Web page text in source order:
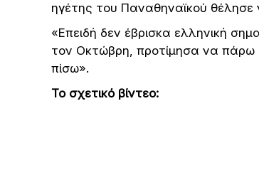
ηγέτης του Παναθηναϊκού θέλησε
«Επειδή δεν έβρισκα ελληνική
τον Οκτώβρη, προτίμησα να πάρω
πίσω».
Το σχετικό βίντεο: